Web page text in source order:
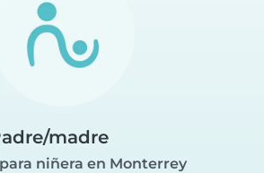
madre
niñera en Monterrey